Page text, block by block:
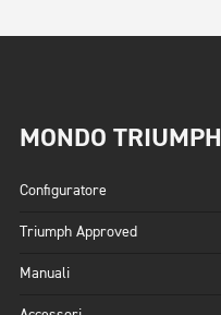
MONDO TRIUMPH
Configuratore
Triumph Approved
Manuali